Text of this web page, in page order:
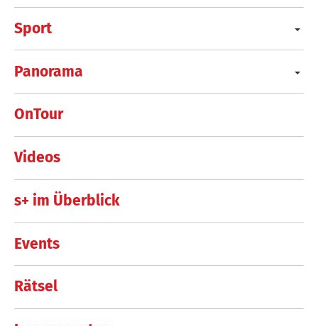
Sport
Panorama
OnTour
Videos
s+ im Überblick
Events
Rätsel